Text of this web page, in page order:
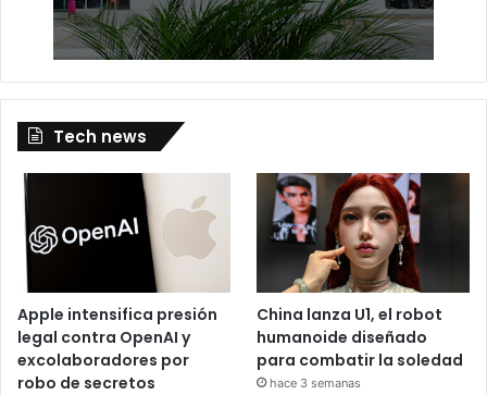
Tech news
Apple intensifica presión
legal contra OpenAI y
excolaboradores por
robo de secretos
China lanza U1, el robot
humanoide diseñado
para combatir la soledad
hace 3 semanas